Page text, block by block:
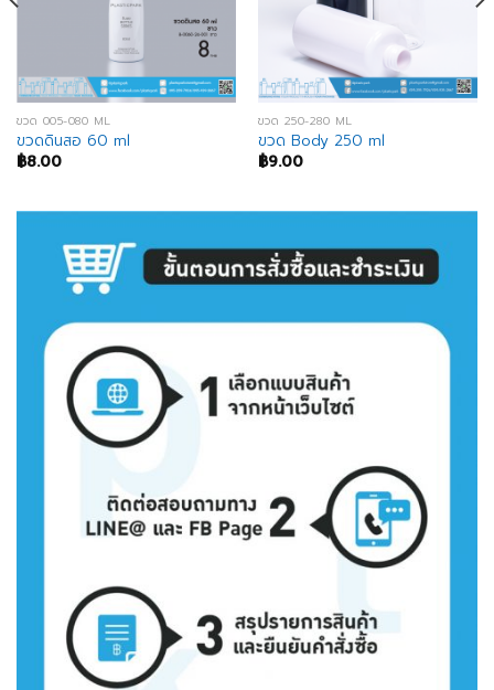
ขวด 005-080 ML
ขวดดินสอ 60 ml
฿8.00
ขวด 250-280 ML
ขวด Body 250 ml
฿9.00